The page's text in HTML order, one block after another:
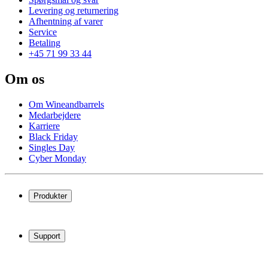
Levering og returnering
Afhentning af varer
Service
Betaling
+45 71 99 33 44
Om os
Om Wineandbarrels
Medarbejdere
Karriere
Black Friday
Singles Day
Cyber Monday
Produkter
Vinreoler
Vinmøbler
Support